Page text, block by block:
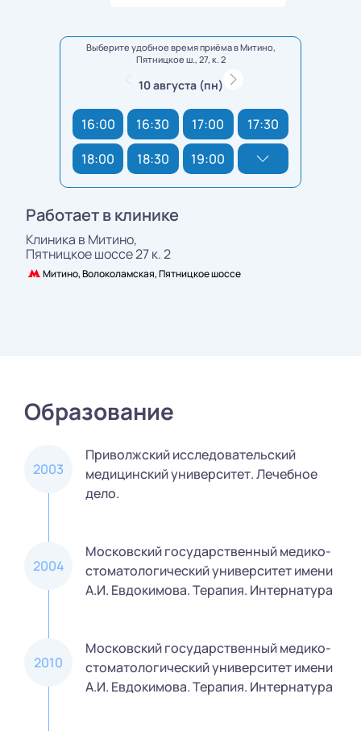
Выберите удобное время приёма в Митино,
Пятницкое ш., 27, к. 2
10 августа (пн)
16:00 16:30 17:00
17:30
18:00
18:30 19:00
Работает в клинике
Клиника в Митино,
Пятницкое шоссе 27 к. 2
Митино, Волоколамская, Пятницкое шоссе
Образование
2003
Приволжский исследовательский
медицинский университет. Лечебное
дело.
2004
Московский государственный медико-
стоматологический университет имени
А.И. Евдокимова. Терапия. Интернатура
2010
Московский государственный медико-
стоматологический университет имени
А.И. Евдокимова. Терапия. Интернатура